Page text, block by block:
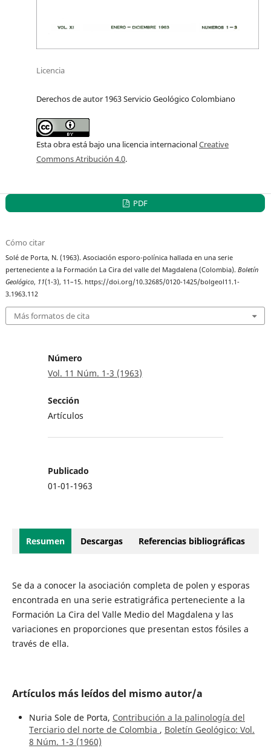
Licencia
Derechos de autor 1963 Servicio Geológico Colombiano
Esta obra está bajo una licencia internacionalCreative
Commons Atribución 4.0.
PDF
Cómo citar
Solé de Porta, N. (1963). Asociación esporo-polínica hallada en una serie
perteneciente a la Formación La Cira del valle del Magdalena (Colombia).Boletín
Geológico, 11(1-3), 11–15. https://doi.org/10.32685/0120-1425/bolgeol11.1-
3.1963.112
Más formatos de cita
Número
Vol. 11 Núm. 1-3 (1963)
Sección
Artículos
Publicado
01-01-1963
Resumen Descargas Referencias bibliográficas
Se da a conocer la asociación completa de polen y esporas
encontrada en una serie estratigráfica perteneciente a la
Formación La Cira del Valle Medio del Magdalena y las
variaciones en proporciones que presentan estos fósiles a
través de ella.
Artículos más leídos del mismo autor/a
Nuria Sole de Porta, Contribución a la palinología del
Terciario del norte de Colombia , Boletín Geológico: Vol.
8 Núm. 1-3 (1960)